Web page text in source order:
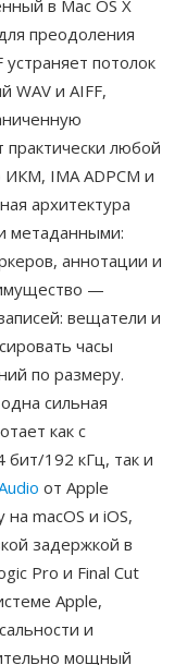
в Mac OS X
преодоления
потолок
WAV и AIFF,
любой
ИКМ, IMA ADPCM и
архитектура
метаданными:
аннотации и
—
вещатели и
часы
по размеру.
сильная
как с
бит/192 кГц, так и
от Apple
macOS и iOS,
задержкой в
Pro и Final Cut
Apple,
и
мощный